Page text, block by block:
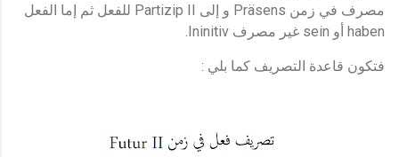
مصرف في زمن Präsens و إلى Partizip II للفعل ثم إما الفعل
haben أو sein غير مصرف Ininitiv.
فتكون قاعدة التصريف كما بلي :